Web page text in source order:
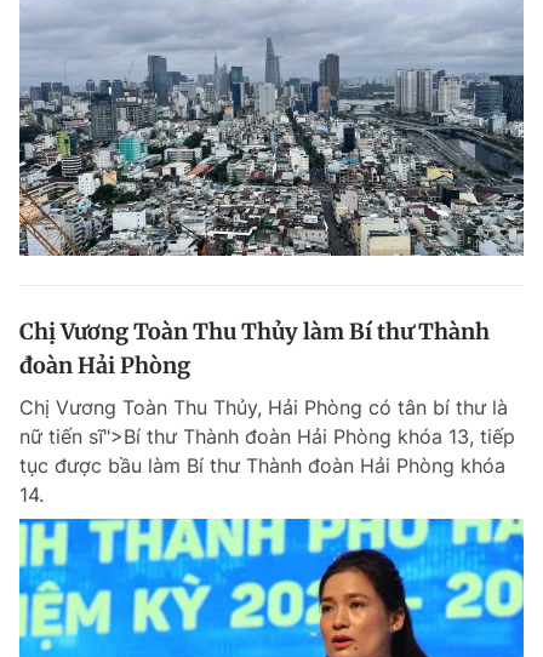
Chị Vương Toàn Thu Thủy làm Bí thư Thành
đoàn Hải Phòng
Chị Vương Toàn Thu Thủy, Hải Phòng có tân bí thư là
nữ tiến sĩ">Bí thư Thành đoàn Hải Phòng khóa 13, tiếp
tục được bầu làm Bí thư Thành đoàn Hải Phòng khóa
14.